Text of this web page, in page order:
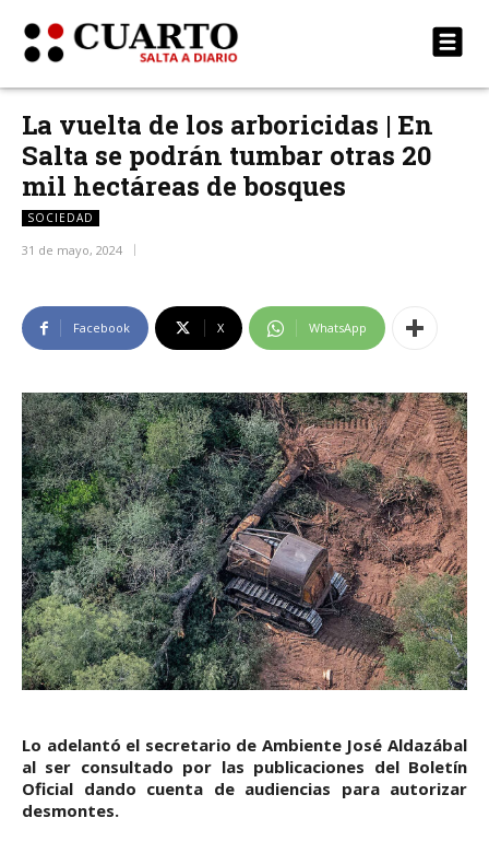
La vuelta de los arboricidas | En
Salta se podrán tumbar otras 20
mil hectáreas de bosques
SOCIEDAD
31 de mayo, 2024
Facebook X WhatsApp
Lo adelantó el secretario de Ambiente José Aldazábal
al ser consultado por las publicaciones del Boletín
Oficial dando cuenta de audiencias para autorizar
desmontes.